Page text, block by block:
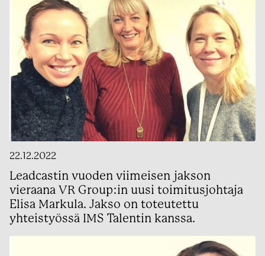
22.12.2022
Leadcastin vuoden viimeisen jakson
vieraana VR Group:in uusi toimitusjohtaja
Elisa Markula. Jakso on toteutettu
yhteistyössä IMS Talentin kanssa.